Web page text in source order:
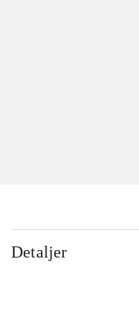
Detaljer